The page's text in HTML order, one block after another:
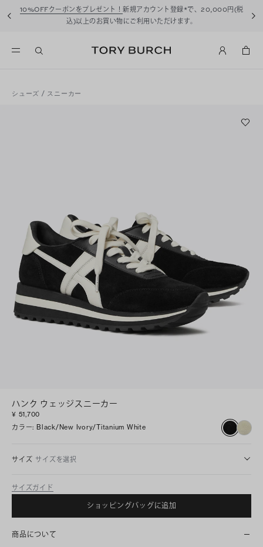
10%OFFクーポンをプレゼント！ 新規アカウント登録*で、20,000円(税
込)以上のお買い物にご利用いただけます。
シューズ / スニーカー
ハンク ウェッジスニーカー
¥ 51,700
カラー: Black/new Ivory/titanium White
サイズ サイズを選択
サイズガイド
ショッピングバッグに追加
商品について